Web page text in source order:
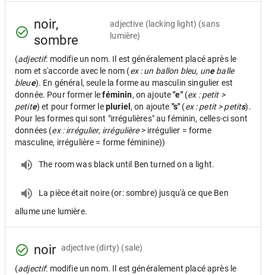
noir,
sombre
adjective (lacking light) (sans
lumière)
(adjectif: modifie un nom. Il est généralement placé après le
nom et s'accorde avec le nom (ex : un ballon bleu, uneballe
bleue). En général, seule la forme au masculin singulier est
donnée. Pour former leféminin, on ajoute"e"(ex : petit >
petite) et pour former lepluriel , on ajoute "s" (ex : petit > petits).
Pour les formes qui sont "irrégulières" au féminin, celles-ci sont
données (ex : irrégulier, irrégulière> irrégulier = forme
masculine, irrégulière = forme féminine))
The room was black until Ben turned on a light.
La pièce était noire (or: sombre) jusqu'à ce que Ben
allume une lumière.
noir adjective (dirty) (sale)
(adjectif: modifie un nom. Il est généralement placé après le